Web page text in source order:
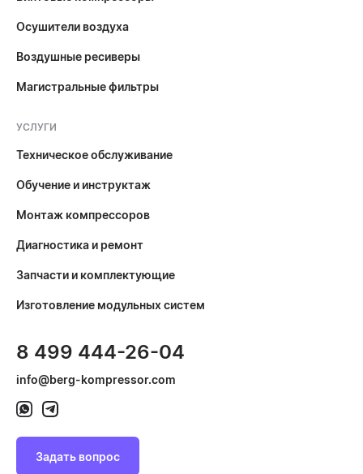
Осушители воздуха
Воздушные ресиверы
Магистральные фильтры
УСЛУГИ
Техническое обслуживание
Обучение и инструктаж
Монтаж компрессоров
Диагностика и ремонт
Запчасти и комплектующие
Изготовление модульных систем
8 499 444-26-04
info@berg-kompressor.com
Задать вопрос